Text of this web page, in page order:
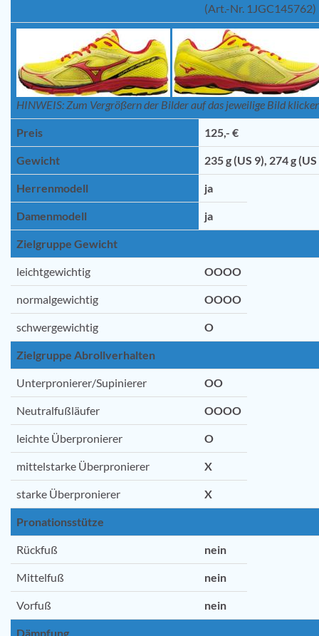
(Art.-Nr. 1JGC145762)
HINWEIS: Zum Vergrößern der Bilder auf das jeweilige Bild
Preis 125,- €
Gewicht 235 g (US 9), 274 g
Herrenmodell ja
Damenmodell ja
Zielgruppe Gewicht
leichtgewichtig OOOO
normalgewichtig OOOO
schwergewichtig O
Zielgruppe Abrollverhalten
Unterpronierer/Supinierer OO
Neutralfußläufer OOOO
leichte Überpronierer O
mittelstarke Überpronierer X
starke Überpronierer X
Pronationsstütze
Rückfuß nein
Mittelfuß nein
Vorfuß nein
Dämpfung